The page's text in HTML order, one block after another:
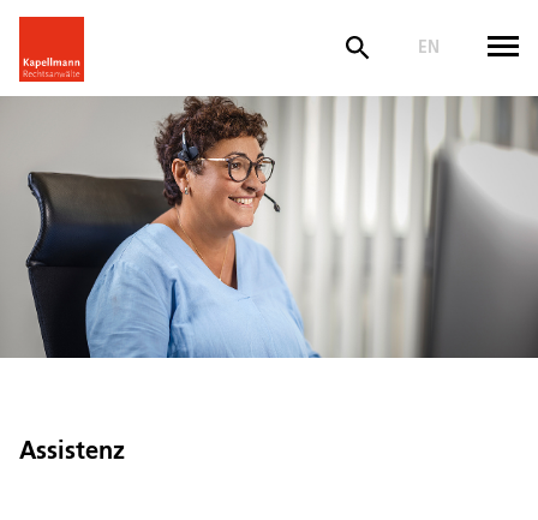
EN
Assistenz